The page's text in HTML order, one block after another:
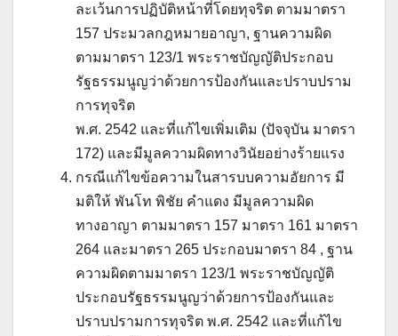
ละเว้นการปฏิบัติหน้าที่โดยทุจริต ตามมาตรา
157 ประมวลกฎหมายอาญา, ฐานความผิด
ตามมาตรา 123/1 พระราชบัญญัติประกอบ
รัฐธรรมนูญว่าด้วยการป้องกันและปราบปราม
การทุจริต
พ.ศ. 2542 และที่แก้ไขเพิ่มเติม (ปัจจุบัน มาตรา
172) และมีมูลความผิดทางวินัยอย่างร้ายแรง
กรณีแก้ไขข้อความในสารบบความอัยการ มี
มติให้ พันโท พิชัย คำแดง มีมูลความผิด
ทางอาญา ตามมาตรา 157 มาตรา 161 มาตรา
264 และมาตรา 265 ประกอบมาตรา 84 , ฐาน
ความผิดตามมาตรา 123/1 พระราชบัญญัติ
ประกอบรัฐธรรมนูญว่าด้วยการป้องกันและ
ปราบปรามการทุจริต พ.ศ. 2542 และที่แก้ไข